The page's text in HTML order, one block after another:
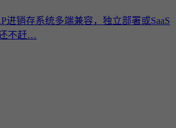
进销存系统多端兼容，独立部署或SaaS
不赶…